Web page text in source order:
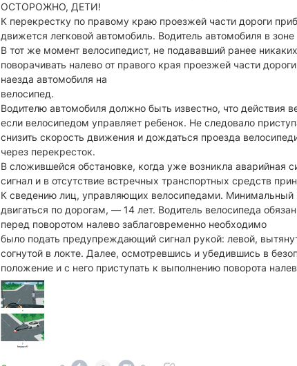
ОСТОРОЖНО, ДЕТИ!
К перекрестку по правому краю проезжей части дороги
движется легковой автомобиль. Водитель автомобиля в
В тот же момент велосипедист, не подававший ранее
поворачивать налево от правого края проезжей части
наезда автомобиля на
велосипед.
Водителю автомобиля должно быть известно, что действия
если велосипедом управляет ребенок. Не следовало
снизить скорость движения и дождаться проезда
через перекресток.
В сложившейся обстановке, когда уже возникла аварийная
сигнал и в отсутствие встречных транспортных средств
К сведению лиц, управляющих велосипедами. Минимальный
двигаться по дорогам, — 14 лет. Водитель велосипеда
перед поворотом налево заблаговременно необходимо
было подать предупреждающий сигнал рукой: левой,
согнутой в локте. Далее, осмотревшись и убедившись в
положение и с него приступать к выполнению поворота